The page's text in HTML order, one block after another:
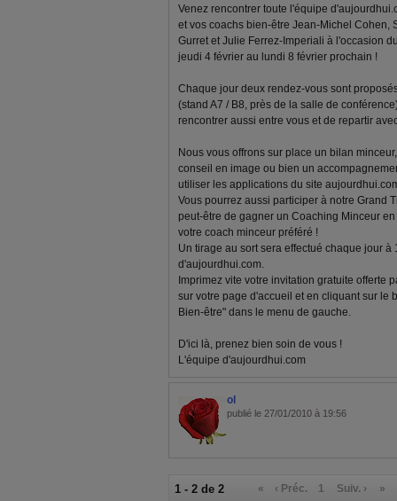
Venez rencontrer toute l'équipe
et vos coachs bien-être Jean-Michel Cohen,
Gurret et Julie Ferrez-Imperiali à l'occasion
jeudi 4 février au lundi 8 février prochain !
Chaque jour deux rendez-vous sont
(stand A7 / B8, près de la salle de
rencontrer aussi entre vous et de repartir
Nous vous offrons sur place un bilan
conseil en image ou bien un
utiliser les applications du site
Vous pourrez aussi participer à notre Grand
peut-être de gagner un Coaching Minceur
votre coach minceur préféré !
Un tirage au sort sera effectué chaque jour à
d'aujourdhui.com.
Imprimez vite votre invitation gratuite offerte
sur votre page d'accueil et en cliquant sur le
Bien-être" dans le menu de gauche.
D'ici là, prenez bien soin de vous !
L'équipe d'aujourdhui.com
ol
publié le 27/01/2010 à 19:56
1 - 2 de 2 « ‹ Préc. 1 Suiv. › »